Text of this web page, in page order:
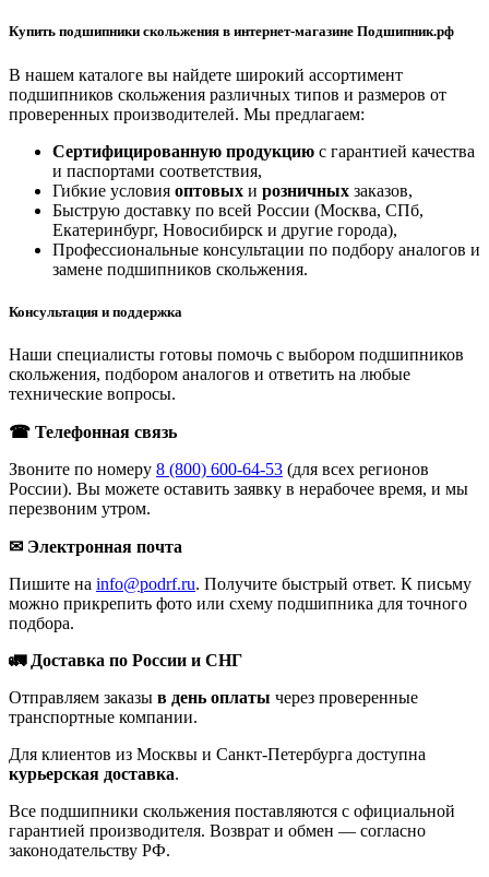
Купить подшипники скольжения в интернет-магазине Подшипник.рф
В нашем каталоге вы найдете широкий ассортимент
подшипников скольжения различных типов и размеров от
проверенных производителей. Мы предлагаем:
Сертифицированную продукцию с гарантией качества
и паспортами соответствия,
Гибкие условия оптовых и розничных заказов,
Быструю доставку по всей России (Москва, СПб,
Екатеринбург, Новосибирск и другие города),
Профессиональные консультации по подбору аналогов и
замене подшипников скольжения.
Консультация и поддержка
Наши специалисты готовы помочь с выбором подшипников
скольжения, подбором аналогов и ответить на любые
технические вопросы.
☎ Телефонная связь
Звоните по номеру 8 (800) 600-64-53 (для всех регионов
России). Вы можете оставить заявку в нерабочее время, и мы
перезвоним утром.
✉ Электронная почта
Пишите на info@podrf.ru. Получите быстрый ответ. К письму
можно прикрепить фото или схему подшипника для точного
подбора.
🚛 Доставка по России и СНГ
Отправляем заказы в день оплаты через проверенные
транспортные компании.
Для клиентов из Москвы и Санкт-Петербурга доступна
курьерская доставка.
Все подшипники скольжения поставляются с официальной
гарантией производителя. Возврат и обмен — согласно
законодательству РФ.